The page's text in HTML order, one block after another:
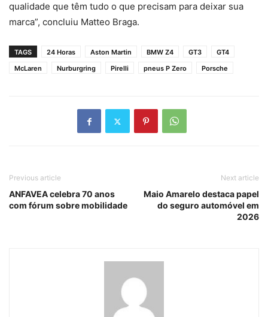
qualidade que têm tudo o que precisam para deixar sua
marca”, concluiu Matteo Braga.
TAGS 24 Horas Aston Martin BMW Z4 GT3
GT4
McLaren
Nurburgring Pirelli pneus P Zero Porsche
Previous article
ANFAVEA celebra 70 anos
com fórum sobre mobilidade
Next article
Maio Amarelo destaca papel
do seguro automóvel em
2026